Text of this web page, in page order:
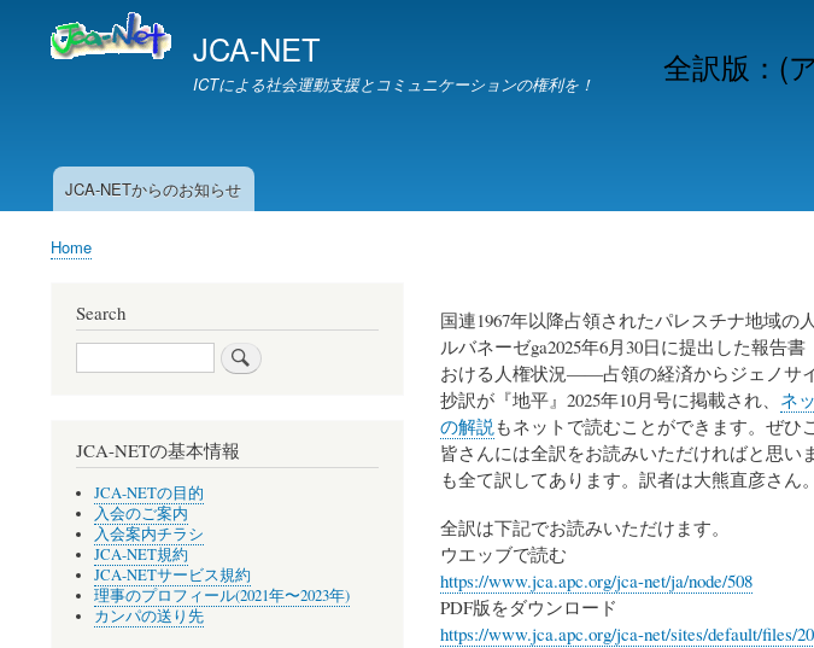
全訳版：(
JCA-NET
ICTによる社会運動支援とコミュニケーションの権利を！
ら
JCA-NETからのお知らせ
Breadcrumb
Home
国連1967年以降占領されたパレスチナ地域
ルバネーゼga2025年6月30日に提出した報告
おける人権状況――占領の経済からジェノサ
抄訳が『地平』2025年10月号に掲載され、 ネ
の解説もネットで読むことができます。ぜひ
皆さんには全訳をお読みいただければと思
も全て訳してあります。訳者は大熊直彦さん。
全訳は下記でお読みいただけます。
ウエッブで読む
https://www.jca.apc.org/jca-net/ja/node/508
PDF版をダウンロード
https://www.jca.apc.org/jca-net/sites/default/files/
Search
Search
JCA-NETの基本情報
JCA-NETの目的
入会のご案内
入会案内チラシ
JCA-NET規約
JCA-NETサービス規約
理事のプロフィール(2021年〜2023年)
カンパの送り先